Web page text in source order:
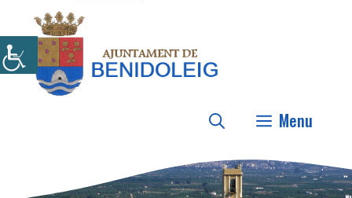
Menu